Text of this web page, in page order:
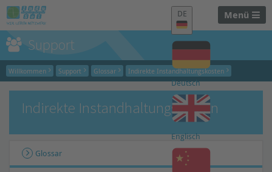
Menü
DE
Deutsch
Englisch
Support
Willkommen Support Glossar Indirekte Instandhaltungskosten
Indirekte Instandhaltungskosten
Glossar